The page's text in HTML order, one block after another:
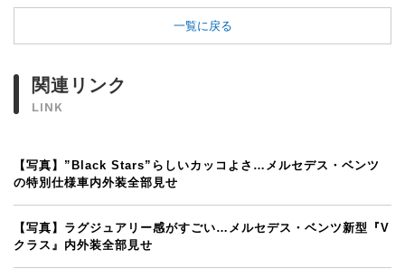
一覧に戻る
関連リンク
LINK
【写真】”Black Stars”らしいカッコよさ…メルセデス・ベンツ
の特別仕様車内外装全部見せ
【写真】ラグジュアリー感がすごい…メルセデス・ベンツ新型『V
クラス』内外装全部見せ